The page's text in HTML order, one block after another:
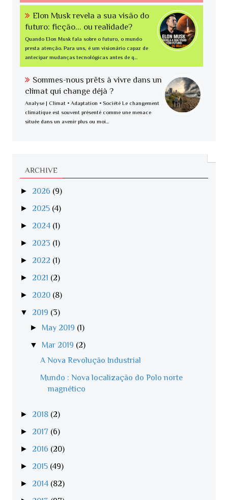
Elon Musk revela a sua visão do
futuro: ficção... ou realidade?
Quando Elon Musk fala sobre o futuro, o mundo
presta atenção. Para uns, é um visionário capaz de
antecipar mudanças tecnológicas antes de q...
Sommes-nous prêts à vivre dans un
climat qui change déjà ?
Analyse | Climat • Adaptation • Société Le changement
climatique est souvent présenté comme une menace
située dans un avenir plus ou moi...
ARCHIVE
► 2026 (9)
► 2025 (4)
► 2024 (1)
► 2023 (1)
► 2022 (1)
► 2021 (2)
► 2020 (8)
▼ 2019 (3)
► May 2019 (1)
▼ Mar 2019 (2)
A Nova Revolução Industrial
Mundo : Nova localização do Polo norte
magnético
► 2018 (2)
► 2017 (6)
► 2016 (20)
► 2015 (49)
► 2014 (82)